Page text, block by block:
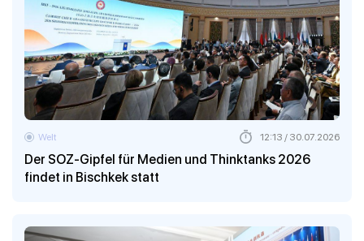
Der SOZ-Gipfel für Medien und Thinktanks 2026
findet in Bischkek statt
Welt 12:13 / 30.07.2026